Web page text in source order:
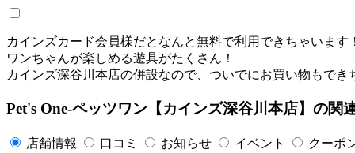
カインズカード会員様だとなんと無料で利用できちゃいます！
ワンちゃんが楽しめる遊具がたくさん！
カインズ深谷川本店の併設なので、ついでにお買い物もでき
Pet's One-ペッツワン【カインズ深谷川本店】の関
店舗情報 口コミ お知らせ イベント
クーポ